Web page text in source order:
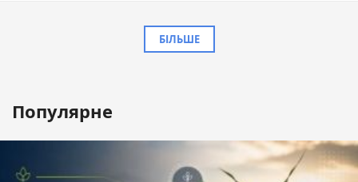
БІЛЬШЕ
Популярне